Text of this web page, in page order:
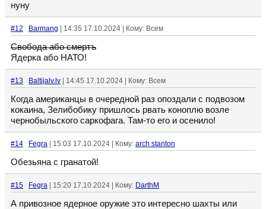
нуну
#12 Barmang | 14:35 17.10.2024 | Кому: Всем
Свобода або смертъ
Ядерка або НАТО!
#13 Baltijalv.lv | 14:45 17.10.2024 | Кому: Всем
Когда американцы в очередной раз опоздали с подвозом
кокаина, Зелибобику пришлось рвать коноплю возле
чернобыльского саркофага. Там-то его и осенило!
#14 Fegra | 15:03 17.10.2024 | Кому: arch stanton
Обезьяна с гранатой!
#15 Fegra | 15:20 17.10.2024 | Кому: DarthM
А привозное ядерное оружие это интересно шахты или